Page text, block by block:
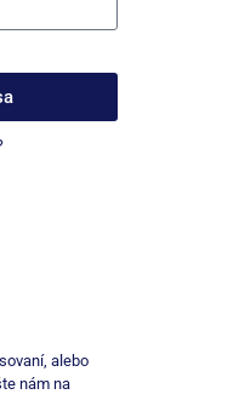
alebo
nám na